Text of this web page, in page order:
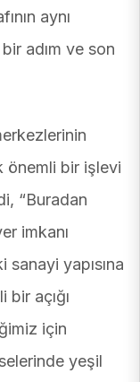
aynı
adım ve son
önemli bir işlevi
“Buradan
imkanı
yapısına
açığı
için
yeşil